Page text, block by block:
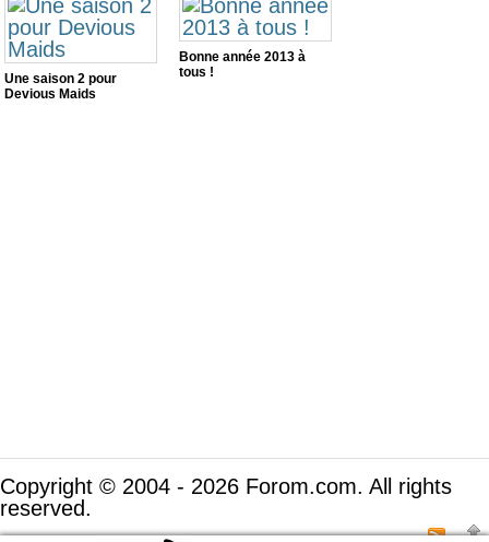
Une saison 2 pour
Devious Maids
Bonne année 2013 à
tous !
Copyright © 2004 - 2026 Forom.com. All rights
reserved.